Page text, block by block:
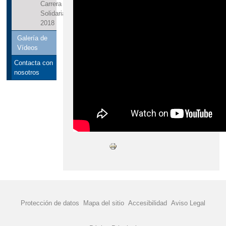
Carrera
Solidaria
2018
Galería de
Vídeos
Contacta con
nosotros
Protección de datos Mapa del sitio Accesibilidad Aviso Legal